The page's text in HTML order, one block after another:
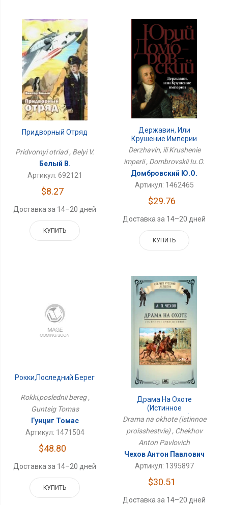
Придворный Отряд
Pridvornyi otriad , Belyi V.
Белый В.
Артикул: 692121
$8.27
Доставка за 14–20 дней
КУПИТЬ
Державин, Или
Крушение Империи
Derzhavin, ili Krushenie
imperii , Dombrovskii Iu.O.
Домбровский Ю.О.
Артикул: 1462465
$29.76
Доставка за 14–20 дней
КУПИТЬ
Рокки,последний Берег
Rokki,poslednii bereg ,
Guntsig Tomas
Гунциг Томас
Артикул: 1471504
$48.80
Доставка за 14–20 дней
КУПИТЬ
Драма На Охоте
(истинное
Происшествие)
Drama na okhote (istinnoe
proisshestvie) , Chekhov
Anton Pavlovich
Чехов Антон Павлович
Артикул: 1395897
$30.51
Доставка за 14–20 дней